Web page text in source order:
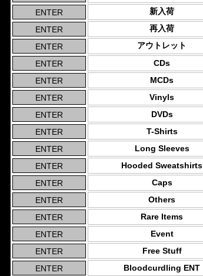
新入荷
再入荷
アウトレット
CDs
MCDs
Vinyls
DVDs
T-Shirts
Long Sleeves
Hooded Sweatshirts
Caps
Others
Rare Items
Event
Free Stuff
Bloodcurdling ENT